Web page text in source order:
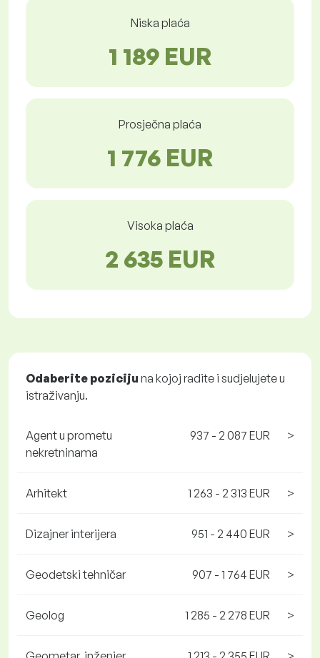
Niska plaća
1 189 EUR
Prosječna plaća
1 776 EUR
Visoka plaća
2 635 EUR
Odaberite poziciju na kojoj radite i sudjelujete u
istraživanju.
Agent u prometu
nekretninama
937 - 2 087 EUR >
Arhitekt 1 263 - 2 313 EUR >
Dizajner interijera 951 - 2 440 EUR >
Geodetski tehničar 907 - 1 764 EUR >
Geolog 1 285 - 2 278 EUR >